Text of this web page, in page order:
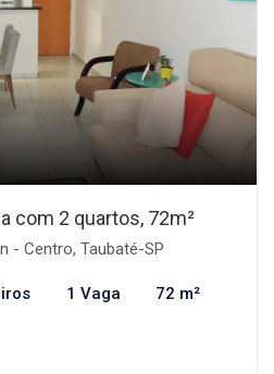
com 2 quartos, 72m²
- Centro, Taubaté-SP
1 Vaga 72 m²